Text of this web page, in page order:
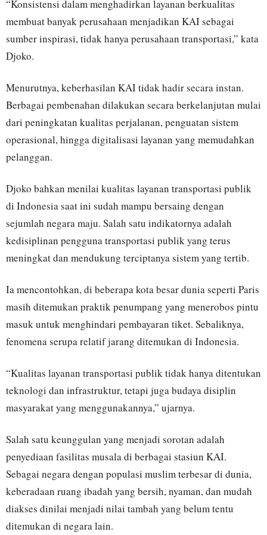
“Konsistensi dalam menghadirkan layanan berkualitas
membuat banyak perusahaan menjadikan KAI sebagai
sumber inspirasi, tidak hanya perusahaan transportasi,” kata
Djoko.
Menurutnya, keberhasilan KAI tidak hadir secara instan.
Berbagai pembenahan dilakukan secara berkelanjutan mulai
dari peningkatan kualitas perjalanan, penguatan sistem
operasional, hingga digitalisasi layanan yang memudahkan
pelanggan.
Djoko bahkan menilai kualitas layanan transportasi publik
di Indonesia saat ini sudah mampu bersaing dengan
sejumlah negara maju. Salah satu indikatornya adalah
kedisiplinan pengguna transportasi publik yang terus
meningkat dan mendukung terciptanya sistem yang tertib.
Ia mencontohkan, di beberapa kota besar dunia seperti Paris
masih ditemukan praktik penumpang yang menerobos pintu
masuk untuk menghindari pembayaran tiket. Sebaliknya,
fenomena serupa relatif jarang ditemukan di Indonesia.
“Kualitas layanan transportasi publik tidak hanya ditentukan
teknologi dan infrastruktur, tetapi juga budaya disiplin
masyarakat yang menggunakannya,” ujarnya.
Salah satu keunggulan yang menjadi sorotan adalah
penyediaan fasilitas musala di berbagai stasiun KAI.
Sebagai negara dengan populasi muslim terbesar di dunia,
keberadaan ruang ibadah yang bersih, nyaman, dan mudah
diakses dinilai menjadi nilai tambah yang belum tentu
ditemukan di negara lain.